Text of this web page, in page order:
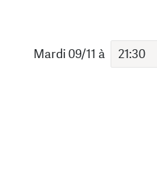
Mois suivantMardi 09/11 à